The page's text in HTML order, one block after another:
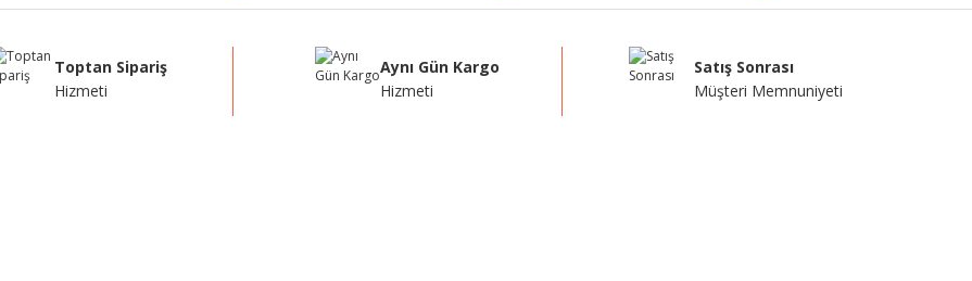
Toptan Sipariş
Hizmeti
Aynı Gün Kargo
Hizmeti
Satış Sonrası
Müşteri Memnuniyeti